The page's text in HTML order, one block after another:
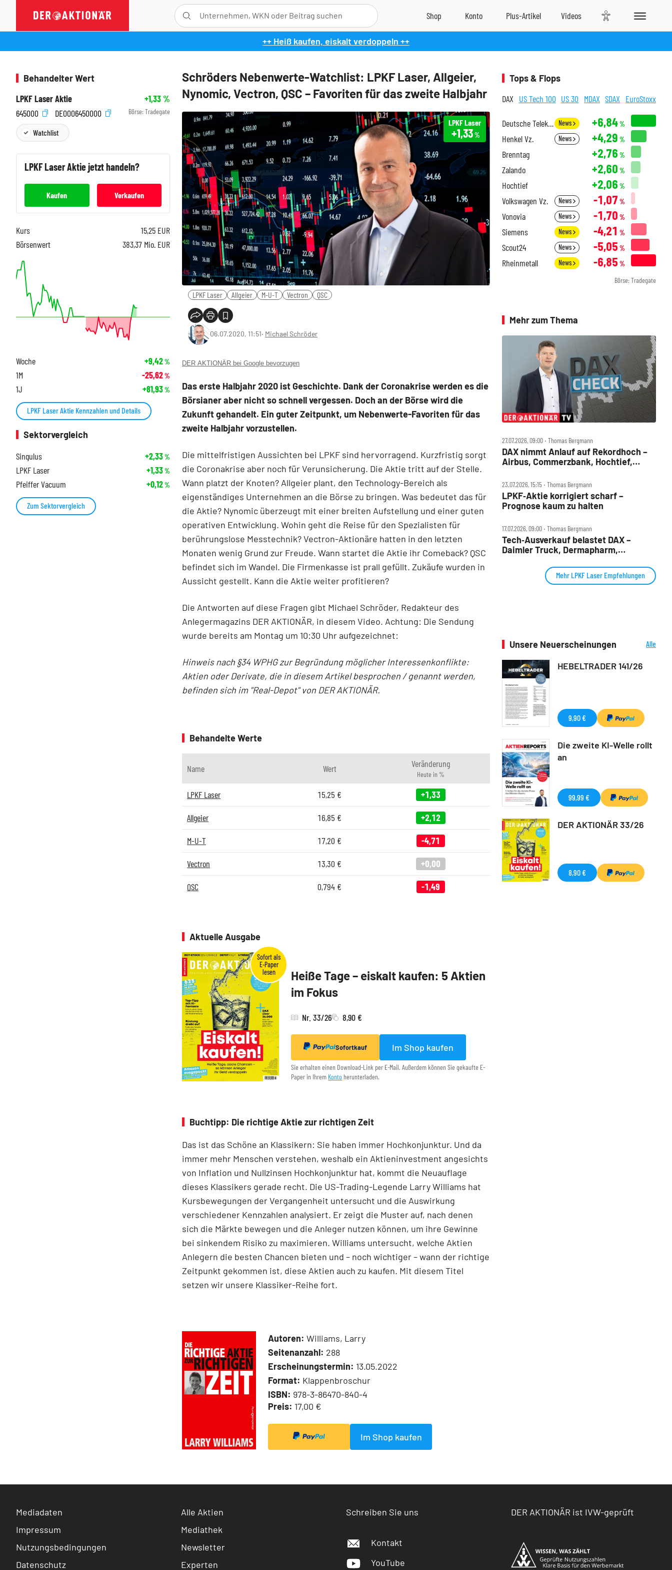
++ Heiß kaufen, eiskalt verdoppeln ++
Schröders Nebenwerte-Watchlist: LPKF Laser, Allgeier,
Nynomic, Vectron, QSC – Favoriten für das zweite Halbjahr
LPKF Laser
+1,33%
LPKF Laser Allgeier M-U-T Vectron QSC
06.07.2020, 11:51‧ Michael Schröder
DER AKTIONÄR bei Google bevorzugen
Das erste Halbjahr 2020 ist Geschichte. Dank der Coronakrise werden es die
Börsianer aber nicht so schnell vergessen. Doch an der Börse wird die
Zukunft gehandelt. Ein guter Zeitpunkt, um Nebenwerte-Favoriten für das
zweite Halbjahr vorzustellen.
Die mittelfristigen Aussichten bei LPKF sind hervorragend. Kurzfristig sorgt
die Coronakrise aber noch für Verunsicherung. Die Aktie tritt auf der Stelle.
Wann platzt der Knoten? Allgeier plant, den Technology-Bereich als
eigenständiges Unternehmen an die Börse zu bringen. Was bedeutet das für
die Aktie? Nynomic überzeugt mit einer breiten Aufstellung und einer guten
operativen Entwicklung. Wohin geht die Reise für den Spezialisten für
berührungslose Messtechnik? Vectron-Aktionäre hatten in den letzten
Monaten wenig Grund zur Freude. Wann startet die Aktie ihr Comeback? QSC
befindet sich im Wandel. Die Firmenkasse ist prall gefüllt. Zukäufe wurden in
Aussicht gestellt. Kann die Aktie weiter profitieren?
Die Antworten auf diese Fragen gibt Michael Schröder, Redakteur des
Anlegermagazins DER AKTIONÄR, in diesem Video. Achtung: Die Sendung
wurde bereits am Montag um 10:30 Uhr aufgezeichnet:
Hinweis nach §34 WPHG zur Begründung möglicher Interessenkonflikte:
Aktien oder Derivate, die in diesem Artikel besprochen / genannt werden,
befinden sich im "Real-Depot" von DER AKTIONÄR.
Behandelte Werte
Name Wert Veränderung
Heute in %
LPKF Laser 15,25 € +1,33
Allgeier 16,85 € +2,12
M-U-T 17,20 € -4,71
Vectron 13,30 € +0,00
QSC 0,794 € -1,49
Aktuelle Ausgabe
Heiße Tage – eiskalt kaufen: 5 Aktien
im Fokus
Nr. 33/26 8,90 €
Sofortkauf Im Shop kaufen
Sie erhalten einen Download-Link per E-Mail. Außerdem können Sie gekaufte E-
Paper in Ihrem Konto herunterladen.
Buchtipp: Die richtige Aktie zur richtigen Zeit
Das ist das Schöne an Klassikern: Sie haben immer Hochkonjunktur. Und da
immer mehr Menschen verstehen, weshalb ein Aktieninvestment angesichts
von Inflation und Nullzinsen Hochkonjunktur hat, kommt die Neuauflage
dieses Klassikers gerade recht. Die US-Trading-Legende Larry Williams hat
Kursbewegungen der Vergangenheit untersucht und die Auswirkung
verschiedener Kennzahlen analysiert. Er zeigt die Muster auf, nach denen
sich die Märkte bewegen und die Anleger nutzen können, um ihre Gewinne
bei sinkendem Risiko zu maximieren. Williams untersucht, welche Aktien
Anlegern die besten Chancen bieten und – noch wichtiger – wann der richtige
Zeitpunkt gekommen ist, diese Aktien auch zu kaufen. Mit diesem Titel
setzen wir unsere Klassiker-Reihe fort.
Autoren: Williams, Larry
Seitenanzahl: 288
Erscheinungstermin: 13.05.2022
Format: Klappenbroschur
ISBN: 978-3-86470-840-4
Preis: 17,00 €
Im Shop kaufen
Behandelter Wert
LPKF Laser Aktie
+1,33%
645000
DE0006450000 Börse: Tradegate
Watchlist
LPKF LaserAktie jetzt handeln?
Kaufen Verkaufen
Kurs 15,25 EUR
Börsenwert
383,37 Mio. EUR
Woche +9,42%
1M -25,62%
1J +81,93%
LPKF Laser Aktie Kennzahlen und Details
Sektorvergleich
Singulus
+2,33%
LPKF Laser +1,33%
Pfeiffer Vacuum +0,12%
Zum Sektorvergleich
Tops & Flops
DAX US Tech 100 US 30 MDAX SDAX EuroStoxx
Deutsche Telekom News +6,84%
Henkel Vz. News +4,29 %
Brenntag +2,76 %
Zalando +2,60 %
Hochtief +2,06 %
Volkswagen Vz. News -1,07 %
Vonovia News -1,70 %
Siemens News -4,21 %
Scout24 News -5,05 %
Rheinmetall News -6,85 %
Börse: Tradegate
Mehr zum Thema
27.07.2026, 09:00 ‧ Thomas Bergmann
DAX nimmt Anlauf auf Rekordhoch –
Airbus, Commerzbank, Hochtief,
23.07.2026, 15:15 ‧ Thomas Bergmann
LPKF‑Aktie korrigiert scharf –
Prognose kaum zu halten
17.07.2026, 09:00 ‧ Thomas Bergmann
Tech‑Ausverkauf belastet DAX –
Daimler Truck, Dermapharm,
Energy, SMA Solar im Check
Mehr LPKF Laser Empfehlungen
Unsere Neuerscheinungen
Alle
HEBELTRADER 141/26
9,90 €
Die zweite KI-Welle rollt
an
99,99 €
DER AKTIONÄR 33/26
8,90 €
Mediadaten
Impressum
Nutzungsbedingungen
Datenschutz
Alle Aktien
Mediathek
Newsletter
Experten
Schreiben Sie uns
Kontakt
YouTube
DER AKTIONÄR ist IVW-geprüft